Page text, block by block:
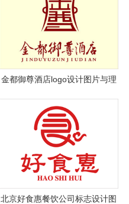
金都御尊酒店logo设计图片与理
北京好食惠餐饮公司标志设计图